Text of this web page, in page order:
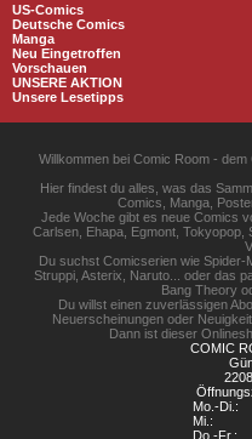
US-Comics
Deutsche Comics
Manga
Neu Eingetroffen
Vorschauen
UNSERE AKTION
Unsere Lesetipps
Willkommen bei Comic Room -
Hier findest du alles, was das
Comics, Manga,
Jede Woche gibt es neue Comics
Carlsen, Ehapa, Egmont, Tokyopop,
Du suchst Comicserien wie Spider-
Struppi, Asterix, Naruto... oder das
Bang Theory
Du willst einen zuverlässigen
Neuerscheinungen oder
Dann ist dieser
COMIC
Mo.-Di.:
Mi.:
Do.-Fr.: